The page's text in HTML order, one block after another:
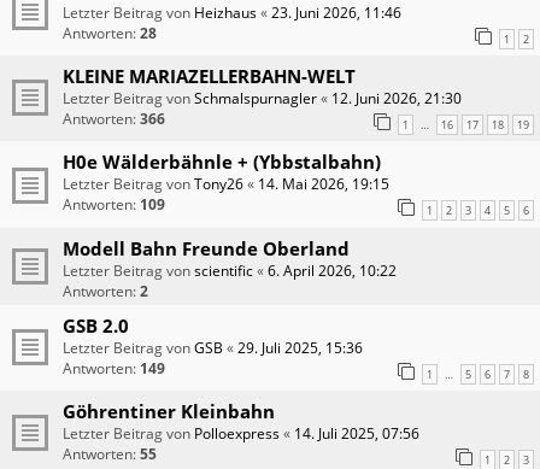
Letzter Beitrag von Heizhaus«23. Juni 2026, 11:46
Antworten:28 1 2
KLEINE MARIAZELLERBAHN-WELT
Letzter Beitrag vonSchmalspurnagler« 12. Juni 2026, 21:30
Antworten:366 1 … 16 17 18 19
H0e Wälderbähnle + (Ybbstalbahn)
Letzter Beitrag vonTony26« 14. Mai 2026, 19:15
Antworten: 109 1 2 3 4 5 6
Modell Bahn Freunde Oberland
Letzter Beitrag vonscientific«6. April 2026, 10:22
Antworten:2
GSB 2.0
Letzter Beitrag vonGSB «29. Juli 2025, 15:36
Antworten: 149 1 … 5 6 7 8
Göhrentiner Kleinbahn
Letzter Beitrag von Polloexpress« 14. Juli 2025, 07:56
Antworten:55 1 2 3